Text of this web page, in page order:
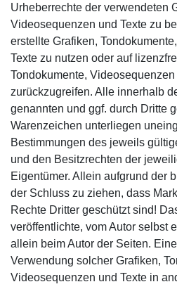
Urheberrechte der verwendeten
Videosequenzen und Texte zu
erstellte Grafiken,
Texte zu nutzen oder auf
Tondokumente, Videosequenzen
zurückzugreifen. Alle innerhalb
genannten und ggf. durch Dritte
Warenzeichen unterliegen
Bestimmungen des jeweils
und den Besitzrechten der
Eigentümer. Allein aufgrund der
der Schluss zu ziehen, dass
Rechte Dritter geschützt sind!
veröffentlichte, vom Autor selbst
allein beim Autor der Seiten.
Verwendung solcher Grafiken,
Videosequenzen und Texte in